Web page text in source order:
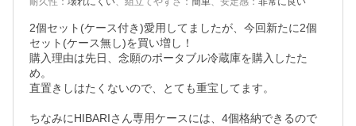
2個セット(ケース付き)愛用してましたが、今回新たに2個
セット(ケース無し)を買い増し！
購入理由は先日、念願のポータブル冷蔵庫を購入したた
め。
直置きしはたくないので、とても重宝してます。
ちなみにHIBARIさん専用ケースには、4個格納できるので